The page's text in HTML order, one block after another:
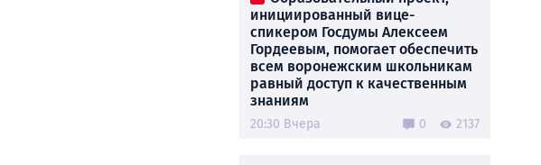
инициированный вице-
спикером Госдумы Алексеем
Гордеевым, помогает обеспечить
всем воронежским школьникам
равный доступ к качественным
знаниям
20:30 Вчера 0 2137